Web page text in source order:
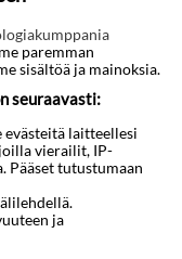
ja
sat-
paremman
sisältöä ja mainoksia.
seuraavasti:
laitteellesi
vierailit, IP-
Pääset tutustumaan
ja